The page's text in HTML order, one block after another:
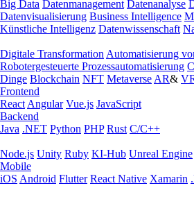
Big Data Datenmanagement Datenanalyse
Datenvisualisierung Business Intelligence
Künstliche Intelligenz Datenwissenschaft
Digitale Transformation Automatisierung
Robotergesteuerte Prozessautomatisierung
Dinge Blockchain NFT Metaverse AR&
Frontend
React Angular Vue.js JavaScript
Backend
Java .NET Python PHP Rust C/C++
Node.js Unity Ruby KI-Hub Unreal Engine
Mobile
iOS Android Flutter React Native Xamarin